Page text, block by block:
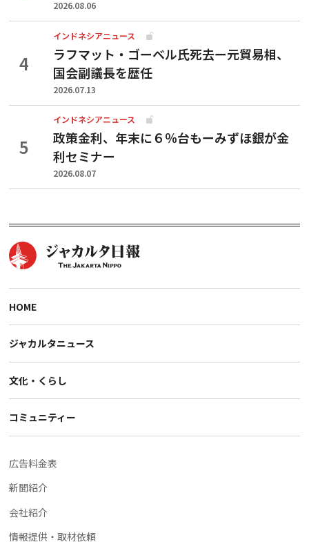
2026.08.06
インドネシアニュース
ラフマット・ゴーベル氏死去ー元貿易相、
国会副議長を歴任
2026.07.13
インドネシアニュース
政策金利、年末に６％台もーみずほ銀が金
利セミナー
2026.08.07
HOME
ジャカルタニュース
文化・くらし
コミュニティー
広告料金表
新聞紹介
会社紹介
情報提供・取材依頼